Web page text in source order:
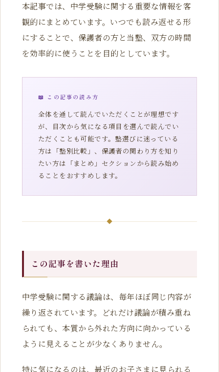
本記事では、中学受験に関する重要な情報を客
観的にまとめています。いつでも読み返せる形
にすることで、保護者の方と当塾、双方の時間
を効率的に使うことを目的としています。
📖 この記事の読み方
全体を通して読んでいただくことが理想です
が、目次から気になる項目を選んで読んでい
ただくことも可能です。塾選びに迷っている
方は「塾別比較」、保護者の関わり方を知り
たい方は「まとめ」セクションから読み始め
ることをおすすめします。
この記事を書いた理由
中学受験に関する議論は、毎年ほぼ同じ内容が
繰り返されています。どれだけ議論が積み重ね
られても、本質から外れた方向に向かっている
ように見えることが少なくありません。
特に気になるのは、最近のお子さまに見られる